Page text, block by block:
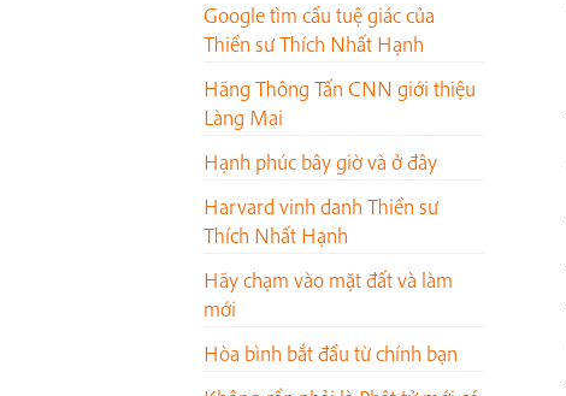
Google tìm cầu tuệ giác của
Thiền sư Thích Nhất Hạnh
Hãng Thông Tấn CNN giới thiệu
Làng Mai
Hạnh phúc bây giờ và ở đây
Harvard vinh danh Thiền sư
Thích Nhất Hạnh
Hãy chạm vào mặt đất và làm
mới
Hòa bình bắt đầu từ chính bạn